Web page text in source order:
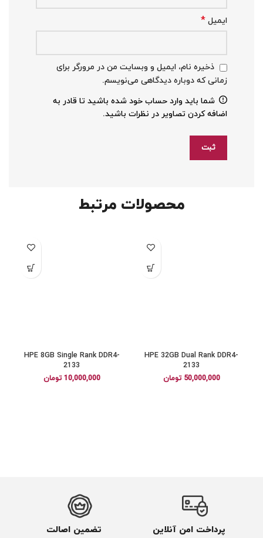
ایمیل *
ذخیره نام، ایمیل و وبسایت من در مرورگر برای
زمانی که دوباره دیدگاهی می‌نویسم.
شما باید وارد حساب خود شده باشید تا قادر به
اضافه کردن تصاویر در نظرات باشید.
محصولات مرتبط
HPE 32GB Dual Rank DDR4-
2133
50,000,000 تومان
HPE 8GB Single Rank DDR4-
2133
10,000,000 تومان
پرداخت امن آنلاین تضمین اصالت